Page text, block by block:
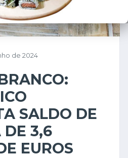
de 2024
SALDO DE
DE 3,6
EUROS